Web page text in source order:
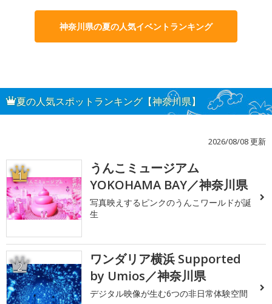
神奈川県の夏の人気イベントランキング
夏の人気スポットランキング【神奈川県】
2026/08/08 更新
1
うんこミュージアム
YOKOHAMA BAY／神奈川県
写真映えするピンクのうんこワールドが誕
生
2
ワンダリア横浜 Supported
by Umios／神奈川県
デジタル映像が生む6つの非日常体験空間